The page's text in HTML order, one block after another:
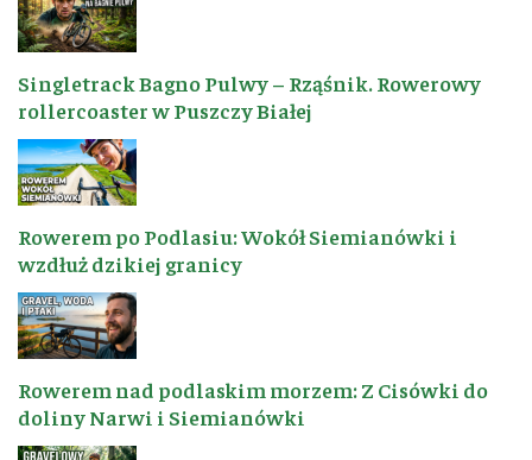
Singletrack Bagno Pulwy – Rząśnik. Rowerowy
rollercoaster w Puszczy Białej
Rowerem po Podlasiu: Wokół Siemianówki i
wzdłuż dzikiej granicy
Rowerem nad podlaskim morzem: Z Cisówki do
doliny Narwi i Siemianówki